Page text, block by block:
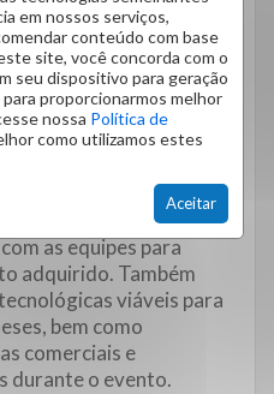
em nossos serviços,
conteúdo com base
site, você concorda com o
seu dispositivo para geração
proporcionarmos melhor
nossa Política de
como utilizamos estes
Aceitar
expansião, seja na
na gestão condominial
pós-
já está promovendo
as equipes para
adquirido. Também
viáveis para
bem como
comerciais e
durante o evento.